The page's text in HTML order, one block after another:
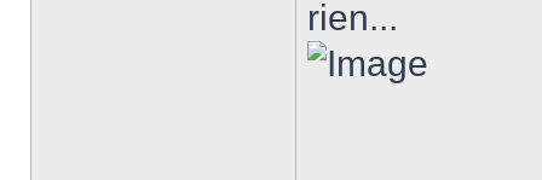
rien...